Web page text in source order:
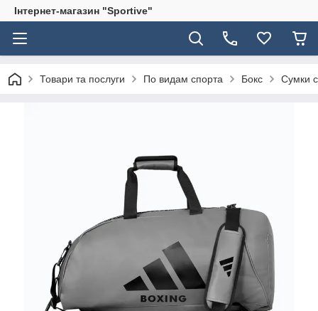
Інтернет-магазин "Sportive"
Товари та послуги По видам спорта Бокс Сумки